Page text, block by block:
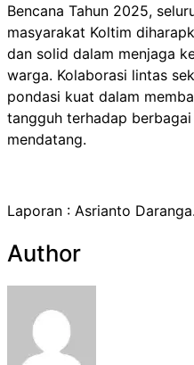
Bencana Tahun 2025,
masyarakat Koltim
dan solid dalam menjaga
warga. Kolaborasi lintas
pondasi kuat dalam
tangguh terhadap
mendatang.
Laporan : Asrianto Daranga.
Author